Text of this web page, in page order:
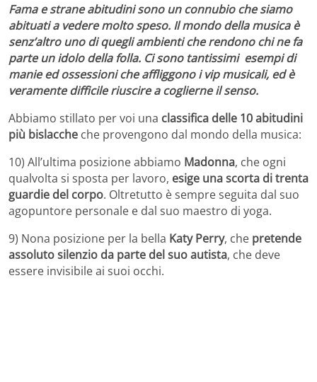
Fama e strane abitudini sono un connubio che siamo
abituati a vedere molto speso. Il mondo della musica è
senz’altro uno di quegli ambienti che rendono chi ne fa
parte un idolo della folla. Ci sono tantissimi esempi di
manie ed ossessioni che affliggono i vip musicali, ed è
veramente difficile riuscire a coglierne il senso.
Abbiamo stillato per voi una classifica delle 10 abitudini
più bislacche che provengono dal mondo della musica:
10) All’ultima posizione abbiamo Madonna, che ogni
qualvolta si sposta per lavoro, esige una scorta di trenta
guardie del corpo. Oltretutto è sempre seguita dal suo
agopuntore personale e dal suo maestro di yoga.
9) Nona posizione per la bella Katy Perry, che pretende
assoluto silenzio da parte del suo autista, che deve
essere invisibile ai suoi occhi.